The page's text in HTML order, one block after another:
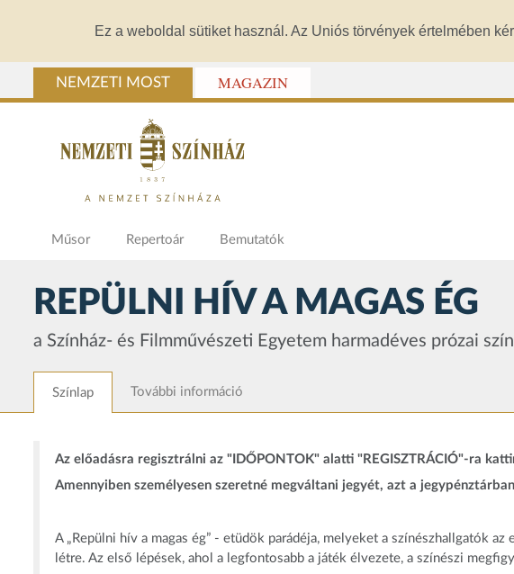
Ez a weboldal sütiket használ. Az Uniós törvények értelmében
NEMZETI MOST MAGAZIN
Műsor Repertoár Bemutatók
REPÜLNI HÍV A MAGAS ÉG
a Színház- és Filmművészeti Egyetem harmadéves prózai
Színlap További információ
Az előadásra regisztrálni az "IDŐPONTOK" alatti "REGISZTRÁCIÓ"-ra
Amennyiben személyesen szeretné megváltani jegyét, azt a
A „Repülni hív a magas ég” - etüdök parádéja, melyeket a színészhallgatók
létre. Az első lépések, ahol a legfontosabb a játék élvezete, a színészi